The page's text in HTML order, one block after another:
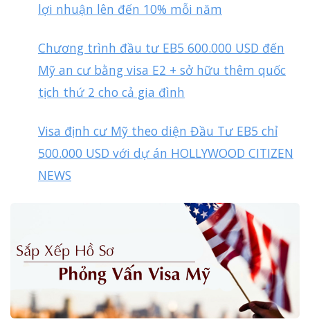
lợi nhuận lên đến 10% mỗi năm
Chương trình đầu tư EB5 600.000 USD đến
Mỹ an cư bằng visa E2 + sở hữu thêm quốc
tịch thứ 2 cho cả gia đình
Visa định cư Mỹ theo diện Đầu Tư EB5 chỉ
500.000 USD với dự án HOLLYWOOD CITIZEN
NEWS